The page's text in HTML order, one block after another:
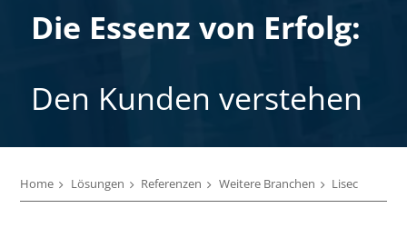
Die Essenz von Erfolg:
Den Kunden verstehen
Home Lösungen Referenzen Weitere Branchen Lisec